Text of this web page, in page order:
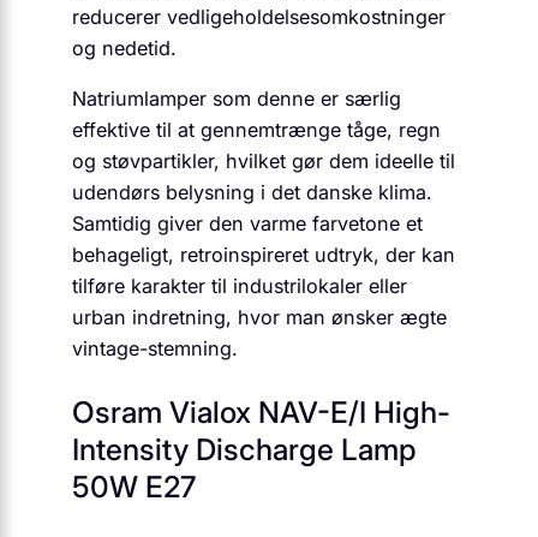
reducerer vedligeholdelsesomkostninger
og nedetid.
Natriumlamper som denne er særlig
effektive til at gennemtrænge tåge, regn
og støvpartikler, hvilket gør dem ideelle til
udendørs belysning i det danske klima.
Samtidig giver den varme farvetone et
behageligt, retroinspireret udtryk, der kan
tilføre karakter til industrilokaler eller
urban indretning, hvor man ønsker ægte
vintage-stemning.
Osram Vialox NAV-E/I High-
Intensity Discharge Lamp
50W E27